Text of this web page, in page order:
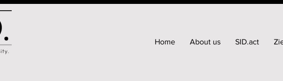
Home About us SID.act